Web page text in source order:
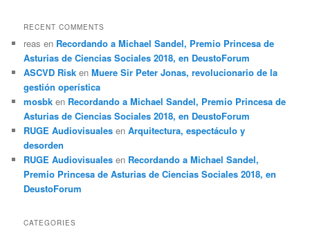
RECENT COMMENTS
reas en Recordando a Michael Sandel, Premio Princesa de
Asturias de Ciencias Sociales 2018, en DeustoForum
ASCVD Risk enMuere Sir Peter Jonas, revolucionario de la
gestión operística
mosbk en Recordando a Michael Sandel, Premio Princesa de
Asturias de Ciencias Sociales 2018, en DeustoForum
RUGE Audiovisuales enArquitectura, espectáculo y
desorden
RUGE Audiovisuales en Recordando a Michael Sandel,
Premio Princesa de Asturias de Ciencias Sociales 2018, en
DeustoForum
CATEGORIES